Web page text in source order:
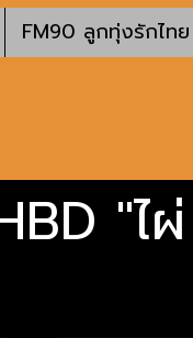
FM90 ลูกทุ่งรักไทย
"ไ